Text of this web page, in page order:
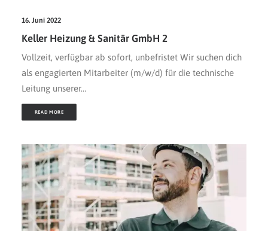
16. Juni 2022
Keller Heizung & Sanitär GmbH 2
Vollzeit, verfügbar ab sofort, unbefristet Wir suchen dich
als engagierten Mitarbeiter (m/w/d) für die technische
Leitung unserer…
READ MORE